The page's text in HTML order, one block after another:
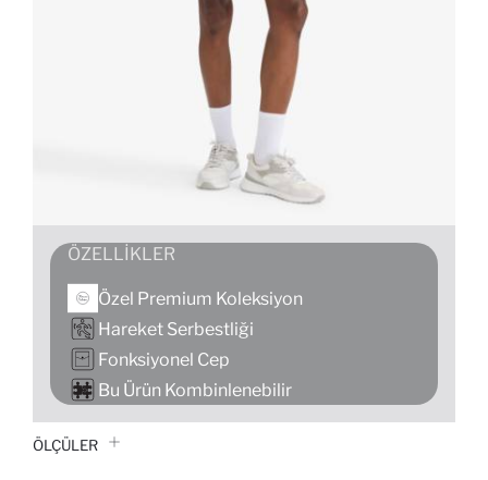
ÖZELLIKLER
Özel Premium Koleksiyon
Hareket Serbestliği
Fonksiyonel Cep
Bu Ürün Kombinlenebilir
ÖLÇÜLER